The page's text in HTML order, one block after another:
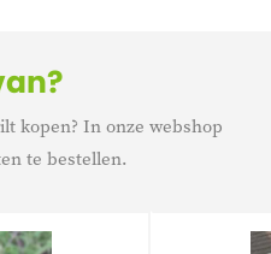
kopen? In onze webshop
te bestellen.